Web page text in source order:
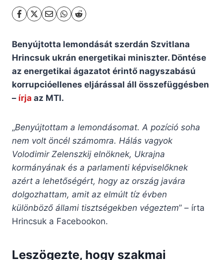
Benyújtotta lemondását szerdán Szvitlana
Hrincsuk ukrán energetikai miniszter. Döntése
az energetikai ágazatot érintő nagyszabású
korrupcióellenes eljárással áll összefüggésben
– írja az MTI.
„Benyújtottam a lemondásomat. A pozíció soha
nem volt öncél számomra. Hálás vagyok
Volodimir Zelenszkij elnöknek, Ukrajna
kormányának és a parlamenti képviselőknek
azért a lehetőségért, hogy az ország javára
dolgozhattam, amit az elmúlt tíz évben
különböző állami tisztségekben végeztem” – írta
Hrincsuk a Facebookon.
Leszögezte, hogy szakmai